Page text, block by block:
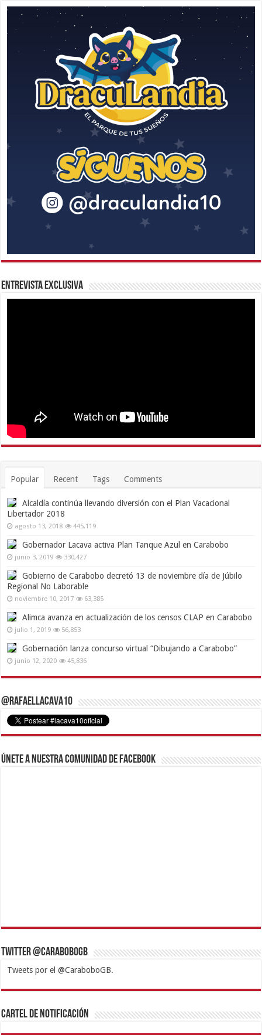
Entrevista Exclusiva
Popular Recent Tags Comments
Alcaldía continúa llevando diversión con el Plan Vacacional
Libertador 2018
agosto 13, 2018 445,119
Gobernador Lacava activa Plan Tanque Azul en Carabobo
junio 3, 2019 330,427
Gobierno de Carabobo decretó 13 de noviembre día de Júbilo
Regional No Laborable
noviembre 10, 2017 63,385
Alimca avanza en actualización de los censos CLAP en Carabobo
julio 1, 2019 56,853
Gobernación lanza concurso virtual “Dibujando a Carabobo”
junio 12, 2020 45,836
@RafaelLacava10
Únete a nuestra comunidad de Facebook
Twitter @CaraboboGB
Tweets por el @CaraboboGB.
1xbetBetturkeyBetistKralbetSupertotobetTipobetMatadorbetMariobet
https://mvbcasino.com/
Cartel de Notificación